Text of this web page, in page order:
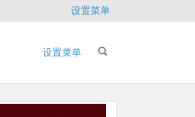
设置菜单
设置菜单